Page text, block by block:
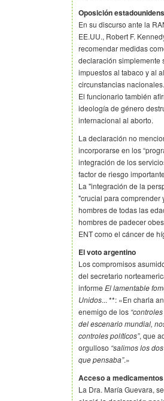
Oposición
En su discurso ante la
EE.UU., Robert F.
recomendar medidas
declaración simplemente
impuestos al tabaco y al
circunstancias nacionales.
El funcionario también
ideología de género
internacional al aborto.
La declaración no
incorporarse en los
integración de los
factor de riesgo
La "integración de la
"crucial para comprender
hombres de todas las
hombres de padecer
ENT como el cáncer de
El voto argentino
Los compromisos
del secretario
informe El lamentable
Unidos... **: «En charla
enemigo de los
del escenario mundial,
controles políticos”, que
orgulloso “salimos los
que pensaba”.»
Acceso a medicamentos
La Dra. María Guevara,